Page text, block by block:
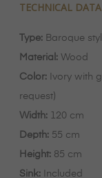
TECHNICAL
Type: Baroque
Material: Wood
Color: Ivory with
request)
Width: 120 cm
Depth: 55 cm
Height: 85 cm
Sink: Included